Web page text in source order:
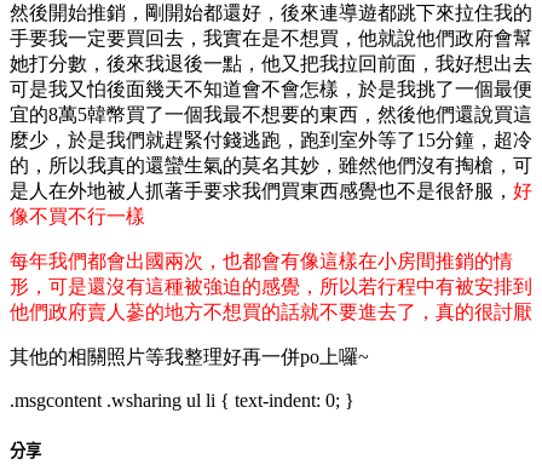
然後開始推銷，剛開始都還好，後來連導遊都跳下來拉住我的
手要我一定要買回去，我實在是不想買，他就說他們政府會幫
她打分數，後來我退後一點，他又把我拉回前面，我好想出去
可是我又怕後面幾天不知道會不會怎樣，於是我挑了一個最便
宜的8萬5韓幣買了一個我最不想要的東西，然後他們還說買這
麼少，於是我們就趕緊付錢逃跑，跑到室外等了15分鐘，超冷
的，所以我真的還蠻生氣的莫名其妙，雖然他們沒有掏槍，可
是人在外地被人抓著手要求我們買東西感覺也不是很舒服， 好
像不買不行一樣
每年我們都會出國兩次，也都會有像這樣在小房間推銷的情
形，可是還沒有這種被強迫的感覺，所以若行程中有被安排到
他們政府賣人蔘的地方不想買的話就不要進去了，真的很討厭
其他的相關照片等我整理好再一併po上囉~
.msgcontent .wsharing ul li { text-indent: 0; }
分享